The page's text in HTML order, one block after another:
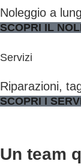
Noleggio a
SCOPRI IL
Servizi
Riparazioni,
SCOPRI I
Un team